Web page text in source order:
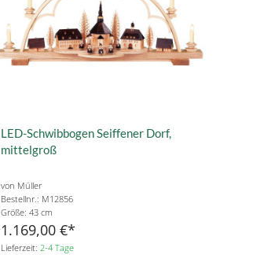
LED-Schwibbogen Seiffener Dorf,
mittelgroß
von Müller
Bestellnr.: M12856
Größe: 43 cm
1.169,00 €
Lieferzeit: 2-4 Tage